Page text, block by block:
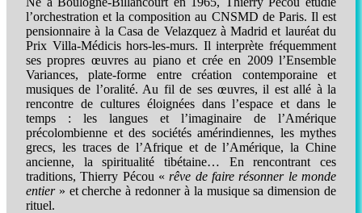
l’orchestration et la composition au CNSMD de Paris. Il est
pensionnaire à la Casa de Velazquez à Madrid et lauréat du
Prix Villa-Médicis hors-les-murs. Il interprète fréquemment
ses propres œuvres au piano et crée en 2009 l’Ensemble
Variances, plate-forme entre création contemporaine et
musiques de l’oralité. Au fil de ses œuvres, il est allé à la
rencontre de cultures éloignées dans l’espace et dans le
temps : les langues et l’imaginaire de l’Amérique
précolombienne et des sociétés amérindiennes, les mythes
grecs, les traces de l’Afrique et de l’Amérique, la Chine
ancienne, la spiritualité tibétaine… En rencontrant ces
traditions, Thierry Pécou « rêve de faire résonner le monde
entier» et cherche à redonner à la musique sa dimension de
rituel.